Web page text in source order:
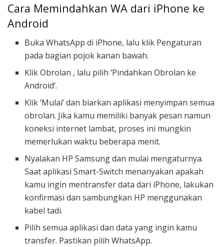
Cara Memindahkan WA dari iPhone ke
Android
Buka WhatsApp di iPhone, lalu klik Pengaturan
pada bagian pojok kanan bawah.
Klik Obrolan , lalu pilih ‘Pindahkan Obrolan ke
Android’.
Klik ‘Mulai’ dan biarkan aplikasi menyimpan semua
obrolan. Jika kamu memiliki banyak pesan namun
koneksi internet lambat, proses ini mungkin
memerlukan waktu beberapa menit.
Nyalakan HP Samsung dan mulai mengaturnya.
Saat aplikasi Smart-Switch menanyakan apakah
kamu ingin mentransfer data dari iPhone, lakukan
konfirmasi dan sambungkan HP menggunakan
kabel tadi.
Pilih semua aplikasi dan data yang ingin kamu
transfer. Pastikan pilih WhatsApp.